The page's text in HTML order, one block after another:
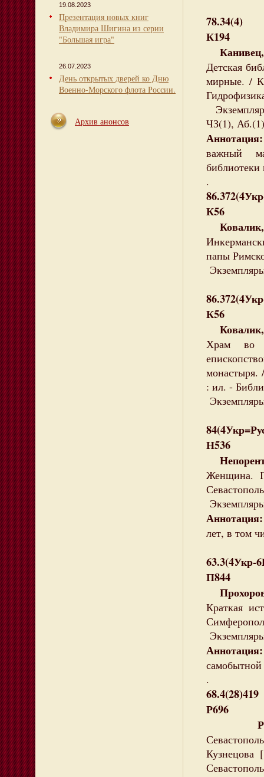
19.08.2023
Презентация новых книг
Владимира Шигина из серии
"Большая игра"
26.07.2023
День открытых дверей ко Дню
Военно-Морского флота России.
Архив анонсов
78.34(4)
К194
Канивец,
Детская
мирные. /
ЧЗ(1), Аб.(1)
важный
.
К56
Ковалик,
папы
К56
Ковалик,
Храм во
: ил. -
Н536
Женщина.
Аннотация:
лет, в том
63.3(4Укр-
П844
Краткая
Аннотация:
.
68.4(28)419
Р696
Кузнецова